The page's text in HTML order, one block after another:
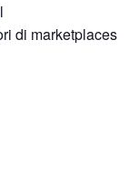
di marketplaces